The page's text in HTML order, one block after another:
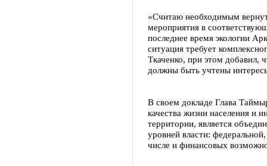
«Считаю необходимым
мероприятия в
последнее время экологии
ситуация требует
Ткаченко, при этом добавил,
должны быть учтены
В своем докладе Глава
качества жизни населения и
территории, является
уровней власти:
числе и финансовых